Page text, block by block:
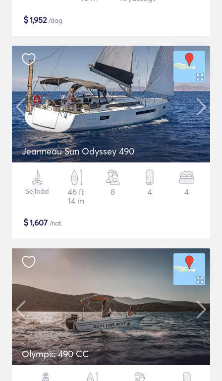
$1,952/dag
Jeanneau Sun Odyssey 490
Sejlbåd
46 ft
14 m
8 4 4
$1,607 /nat
Olympic 490 CC